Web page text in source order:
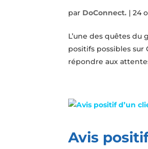
par DoConnect. |24
L’une des quêtes du
positifs possibles sur
répondre aux
Avis